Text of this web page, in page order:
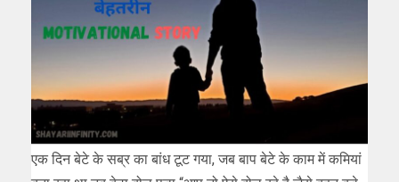
एक दिन बेटे के सब्र का बांध टूट गया, जब बाप बेटे के काम में कमियां